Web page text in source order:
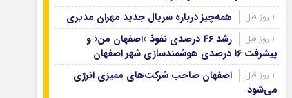
آرشیو ۱۳۹۸
آرشیو ۱۳۹۷
همه‌چیز درباره سریال جدید مهران مدیری
رشد ۴۶ درصدی نفوذ «اصفهان من» و
پیشرفت ۱۶ درصدی هوشمندسازی شهر اصفهان
اصفهان صاحب شرکت‌های ممیزی انرژی
می‌شود